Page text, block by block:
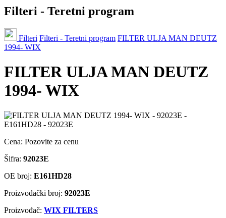
Filteri - Teretni program
Filteri Filteri - Teretni program FILTER ULJA MAN DEUTZ
1994- WIX
FILTER ULJA MAN DEUTZ
1994- WIX
Cena: Pozovite za cenu
Šifra: 92023E
OE broj: E161HD28
Proizvođački broj: 92023E
Proizvođač: WIX FILTERS